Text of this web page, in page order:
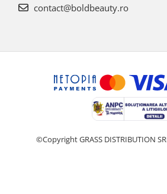
contact@boldbeauty.ro
©Copyright GRASS DISTRIBUTION